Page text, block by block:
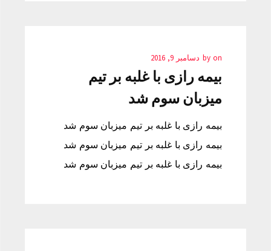
by on دسامبر 9, 2016
بیمه رازی با غلبه بر تیم
میزبان سوم شد
بیمه رازی با غلبه بر تیم میزبان سوم شد
بیمه رازی با غلبه بر تیم میزبان سوم شد
بیمه رازی با غلبه بر تیم میزبان سوم شد